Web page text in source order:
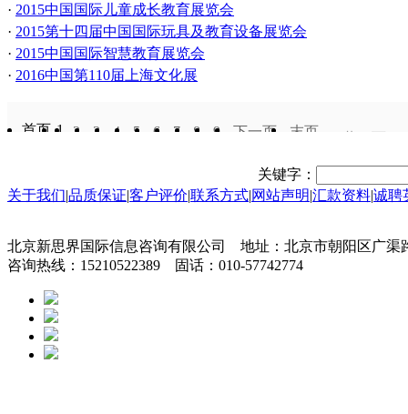
· 2015中国国际儿童成长教育展览会
· 2015第十四届中国国际玩具及教育设备展览会
· 2015中国国际智慧教育展览会
· 2016中国第110届上海文化展
首页 1 2 3 4 5 6 7 8 9 下一页 末页
关键字：
关于我们|品质保证|客户评价|联系方式|网站声明|汇款资料|诚聘
北京新思界国际信息咨询有限公司 地址：北京市朝阳区广
咨询热线：15210522389 固话：010-57742774